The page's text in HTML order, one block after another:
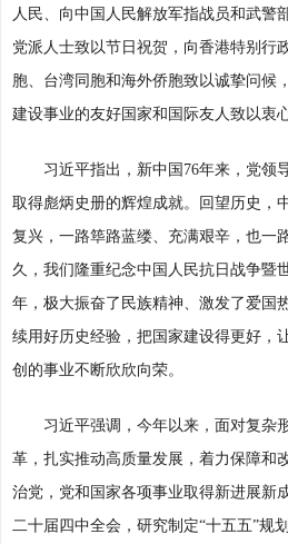
人民、向中国人民解放军指战员和武警
党派人士致以节日祝贺，向香港特别行
胞、台湾同胞和海外侨胞致以诚挚问候
建设事业的友好国家和国际友人致以衷
习近平指出，新中国76年来，党领
取得彪炳史册的辉煌成就。回望历史，
复兴，一路筚路蓝缕、充满艰辛，也一
久，我们隆重纪念中国人民抗日战争暨
年，极大振奋了民族精神、激发了爱国
续用好历史经验，把国家建设得更好，
创的事业不断欣欣向荣。
习近平强调，今年以来，面对复杂
革，扎实推动高质量发展，着力保障和
治党，党和国家各项事业取得新进展新
二十届四中全会，研究制定“十五五”规